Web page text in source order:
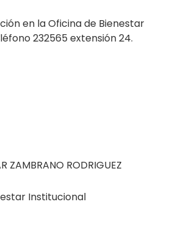
en la Oficina de Bienestar
232565 extensión 24.
ZAMBRANO RODRIGUEZ
Institucional